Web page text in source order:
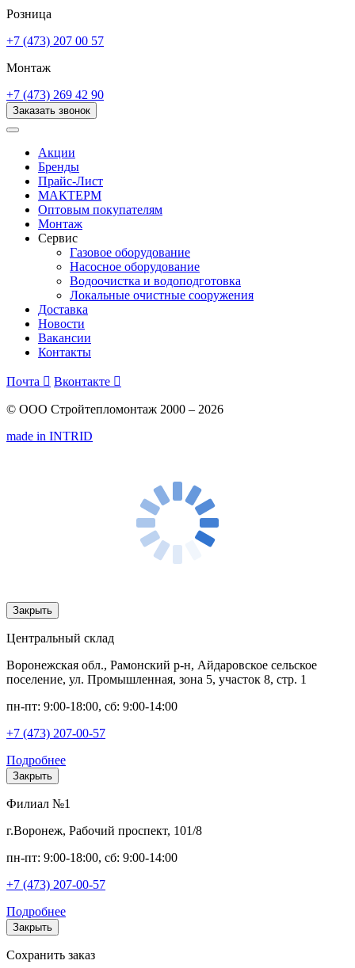
Розница
+7 (473) 207 00 57
Монтаж
+7 (473) 269 42 90
Заказать звонок
Акции
Бренды
Прайс-Лист
МАКТЕРМ
Оптовым покупателям
Монтаж
Сервис
Газовое оборудование
Насосное оборудование
Водоочистка и водоподготовка
Локальные очистные сооружения
Доставка
Новости
Вакансии
Контакты
Почта  Вконтакте 
© ООО Стройтепломонтаж 2000 – 2026
made in INTRID
Закрыть
Центральный склад
Воронежская обл., Рамонский р-н, Айдаровское сельское
поселение, ул. Промышленная, зона 5, участок 8, стр. 1
пн-пт: 9:00-18:00, сб: 9:00-14:00
+7 (473) 207-00-57
Подробнее
Закрыть
Филиал №1
г.Воронеж, Рабочий проспект, 101/8
пн-пт: 9:00-18:00, сб: 9:00-14:00
+7 (473) 207-00-57
Подробнее
Закрыть
Сохранить заказ